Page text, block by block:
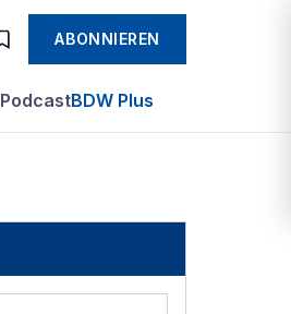
ABONNIEREN
PodcastBDW Plus